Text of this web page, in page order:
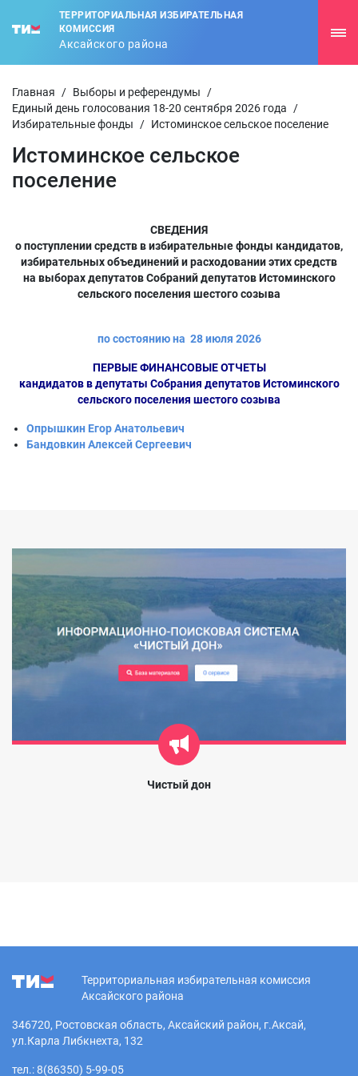
ТЕРРИТОРИАЛЬНАЯ ИЗБИРАТЕЛЬНАЯ
КОМИССИЯ
Аксайского района
Главная / Выборы и референдумы
/
Единый день голосования 18-20 сентября 2026 года
/
Избирательные фонды
/ Истоминское сельское поселение
Истоминское сельское
поселение
СВЕДЕНИЯ
о поступлении средств в избирательные фонды кандидатов,
избирательных объединений и расходовании этих средств
на выборах депутатов Собраний депутатов Истоминского
сельского поселения шестого созыва
по состоянию на 28 июля 2026
ПЕРВЫЕ ФИНАНСОВЫЕ ОТЧЕТЫ
кандидатов в депутаты Собрания депутатов Истоминского
сельского поселения шестого созыва
Опрышкин Егор Анатольевич
Бандовкин Алексей Сергеевич
Чистый дон
Территориальная избирательная комиссия
Аксайского района
346720, Ростовская область, Аксайский район, г.Аксай,
ул.Карла Либкнехта, 132
тел.: 8(86350) 5-99-05